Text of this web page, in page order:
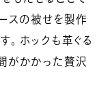
スの被せを製作
ホックも革ぐる
がかかった贅沢